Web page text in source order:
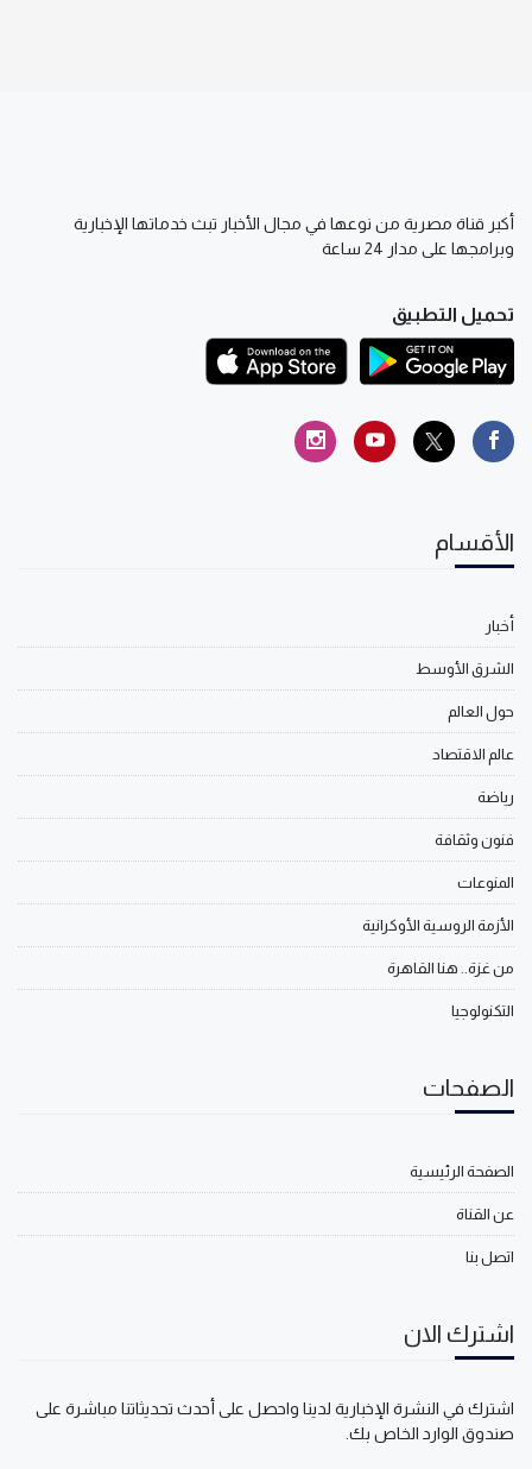
أكبر قناة مصرية من نوعها في مجال الأخبار تبث خدماتها الإخبارية
وبرامجها على مدار 24 ساعة
تحميل التطبيق
الأقسام
أخبار
الشرق الأوسط
حول العالم
عالم الاقتصاد
رياضة
فنون وثقافة
المنوعات
الأزمة الروسية الأوكرانية
من غزة.. هنا القاهرة
التكنولوجيا
الصفحات
الصفحة الرئيسية
عن القناة
اتصل بنا
اشترك الان
اشترك في النشرة الإخبارية لدينا واحصل على أحدث تحديثاتنا مباشرة على
صندوق الوارد الخاص بك.